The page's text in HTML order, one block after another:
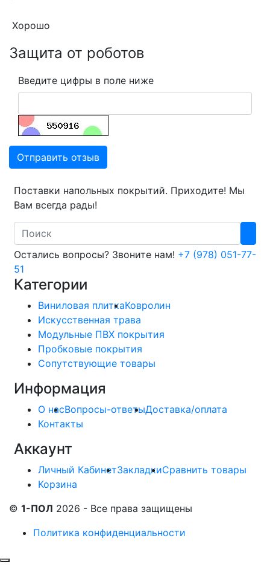
Хорошо
Защита от роботов
Введите цифры в поле ниже
Отправить отзыв
Поставки напольных покрытий. Приходите! Мы
Вам всегда рады!
Search
Остались вопросы? Звоните нам! +7 (978) 051-77-
51
Категории
Виниловая плиткаКовролин
Искусственная трава
Модульные ПВХ покрытия
Пробковые покрытия
Сопутствующие товары
Информация
О насВопросы-ответыДоставка/оплата
Контакты
Аккаунт
Личный КабинетЗакладкиСравнить товары
Корзина
© 1-ПОЛ 2026 - Все права защищены
Политика конфиденциальности